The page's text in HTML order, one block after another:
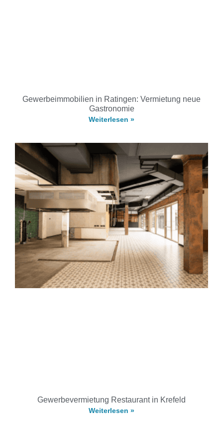
Gewerbeimmobilien in Ratingen: Vermietung neue
Gastronomie
Weiterlesen »
Gewerbevermietung Restaurant in Krefeld
Weiterlesen »